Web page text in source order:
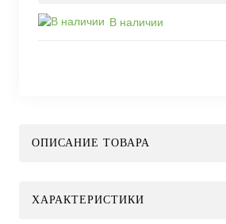
В наличии
ОПИСАНИЕ ТОВАРА
ХАРАКТЕРИСТИКИ